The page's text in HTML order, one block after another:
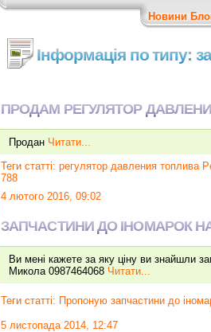
Новини
Інформація по типу:
ПРОДАМ РЕГУЛЯТОР ДАВЛЕНИЯ
Продан Читати...
Теги статті: регулятор давления топлива
788
4 лютого 2016, 09:02
ЗАПЧАСТИНИ ДО ІНОМАРОК
Ви мені кажете за яку ціну ви знайшли
Микола 0987464068 Читати...
Теги статті: Пропоную запчастини до
5 листопада 2014, 12:47